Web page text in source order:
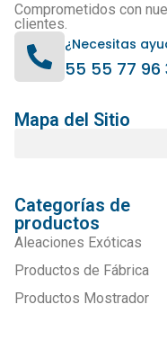
Comprometidos con
clientes.
¿Necesitas
55 55 77 96
Mapa del Sitio
Categorías de
productos
Aleaciones Exóticas
Productos de Fábrica
Productos Mostrador